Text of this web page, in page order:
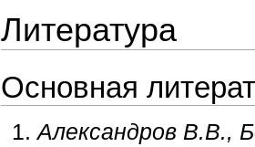
Литература
Основная
Александров В.В.,